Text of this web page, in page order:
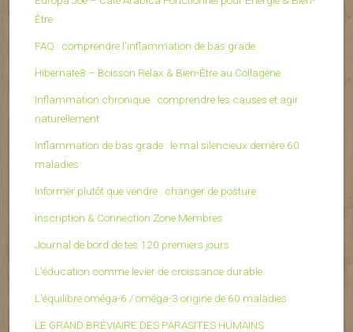
Être
FAQ : comprendre l’inflammation de bas grade
Hibernate8 – Boisson Relax & Bien-Être au Collagène
Inflammation chronique : comprendre les causes et agir
naturellement
Inflammation de bas grade : le mal silencieux derrière 60
maladies
Informer plutôt que vendre : changer de posture
Inscription & Connection Zone Membres
Journal de bord de tes 120 premiers jours
L’éducation comme levier de croissance durable
L’équilibre oméga-6 / oméga-3 origine de 60 maladies
LE GRAND BRÉVIAIRE DES PARASITES HUMAINS